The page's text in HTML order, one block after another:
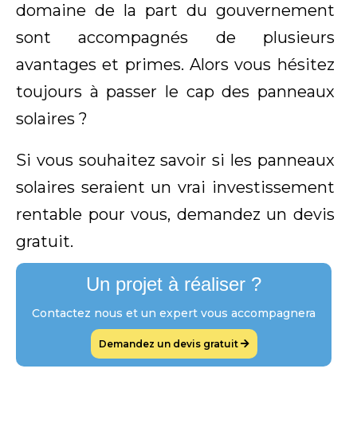
domaine de la part du gouvernement
sont accompagnés de plusieurs
avantages et primes. Alors vous hésitez
toujours à passer le cap des panneaux
solaires ?
Si vous souhaitez savoir si les panneaux
solaires seraient un vrai investissement
rentable pour vous, demandez un devis
gratuit.
Un projet à réaliser ?
Contactez nous et un expert vous accompagnera
Demandez un devis gratuit